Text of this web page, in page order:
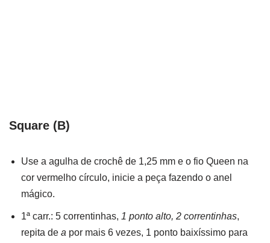
Square (B)
Use a agulha de crochê de 1,25 mm e o fio Queen na
cor vermelho círculo, inicie a peça fazendo o anel
mágico.
1ª carr.: 5 correntinhas, 1 ponto alto, 2 correntinhas,
repita de a por mais 6 vezes, 1 ponto baixíssimo para